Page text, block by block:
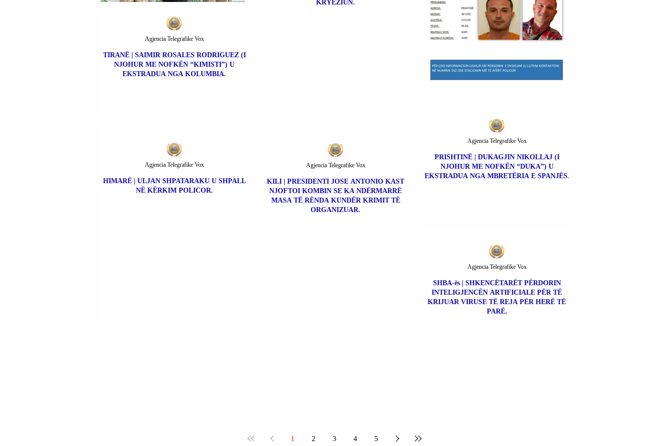
TIRANË | SAIMIR ROSALES RODRIGUEZ (I
NJOHUR ME NOFKËN “KIMISTI”) U
EKSTRADUA NGA KOLUMBIA.
Agjencia Telegrafike Vox
KRYEZIUN.
PRISHTINË | DUKAGJIN NIKOLLAJ (I
NJOHUR ME NOFKËN “DUKA”) U
EKSTRADUA NGA MBRETËRIA E SPANJËS.
Agjencia Telegrafike Vox
HIMARË | ULJAN SHPATARAKU U SHPALL
NË KËRKIM POLICOR.
Agjencia Telegrafike Vox
KILI | PRESIDENTI JOSE ANTONIO KAST
NJOFTOI KOMBIN SE KA NDËRMARRË
MASA TË RËNDA KUNDËR KRIMIT TË
ORGANIZUAR.
Agjencia Telegrafike Vox
SHBA-ës | SHKENCËTARËT PËRDORIN
INTELIGJENCËN ARTIFICIALE PËR TË
KRIJUAR VIRUSE TË REJA PËR HERË TË
PARË.
Agjencia Telegrafike Vox
1 2 3 4 5